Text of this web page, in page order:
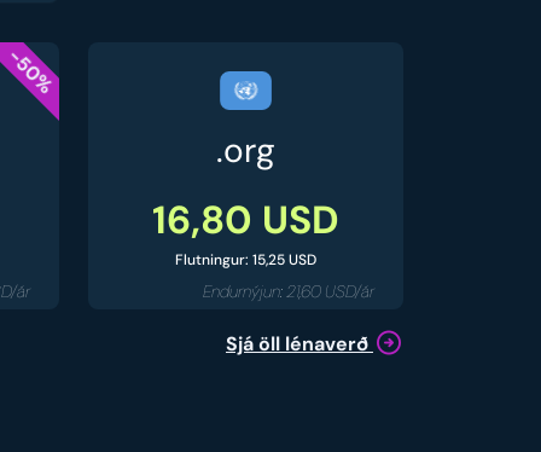
-50%
ár
.org
16,80 USD
Flutningur: 15,25 USD
Endurnýjun: 21,60 USD/ár
Sjá öll lénaverð